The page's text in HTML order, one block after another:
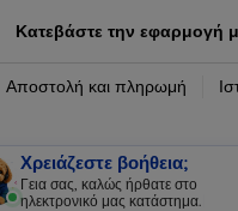
Κατεβάστε την εφαρμογή
Αποστολή και πληρωμή
Χρειάζεστε βοήθεια;
Γεια σας, καλώς ήρθατε στο
ηλεκτρονικό μας κατάστημα.